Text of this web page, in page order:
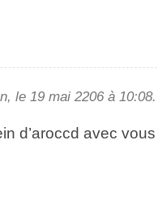
le 19 mai 2026 à 10:08.
d’accord aevc vous